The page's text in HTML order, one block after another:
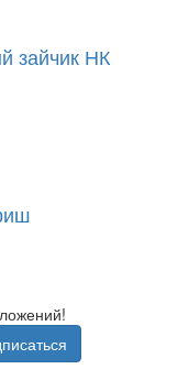
зайчик НК